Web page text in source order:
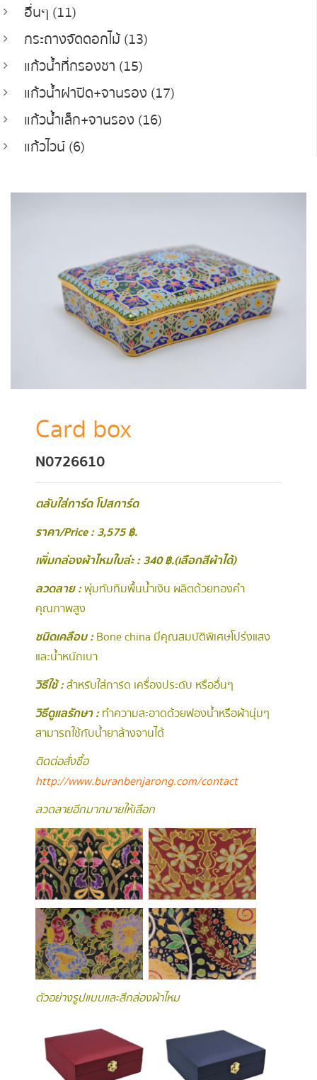
อื่นๆ (11)
กระถางจัดดอกไม้ (13)
แก้วน้ำที่กรองชา (15)
แก้วน้ำฝาปิด+จานรอง (17)
แก้วน้ำเล็ก+จานรอง (16)
แก้วไวน์ (6)
Card box
N0726610
ตลับใส่การ์ด โปสการ์ด
ราคา/Price : 3,575 ฿.
เพิ่มกล่องผ้าไหมใบล่ะ : 340 ฿.(เลือกสีผ้าได้)
ลวดลาย :พุ่มทับทิมพื้นน้ำเงิน ผลิตด้วยทองคำ
คุณภาพสูง
ชนิดเคลือบ :Bone china มีคุณสมบัติพิเศษโปร่งแสง
และน้ำหนักเบา
วิธีใช้ :สำหรับใส่การ์ด เครื่องประดับ หรืออื่นๆ
วิธีดูแลรักษา :ทำความสะอาดด้วยฟองน้ำหรือผ้านุ่มๆ
สามารถใช้กับน้ำยาล้างจานได้
ติดต่อสั่งซื้อ
http://www.buranbenjarong.com/contact
ลวดลายอีกมากมายให้เลือก
ตัวอย่างรูปแบบและสีกล่องผ้าไหม